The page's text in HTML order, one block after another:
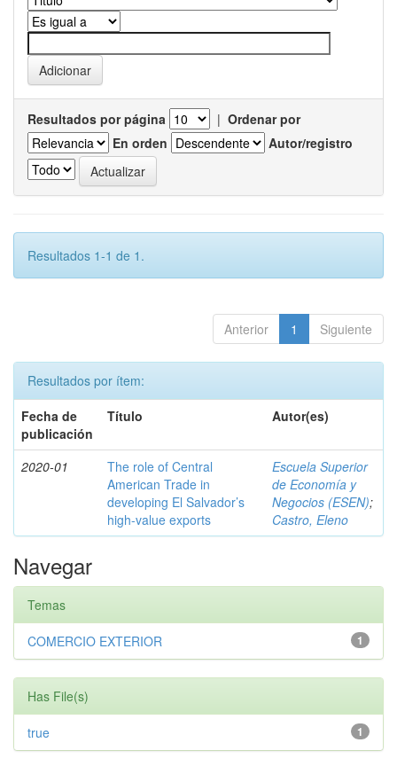
Resultados por página | Ordenar por
En orden
Autor/registro
Resultados 1-1 de 1.
Anterior 1 Siguiente
Resultados por ítem:
Fecha de
publicación
Título Autor(es)
2020-01
The role of Central
American Trade in
developing El Salvador’s
high-value exports
Escuela Superior
de Economía y
Negocios (ESEN);
Castro, Eleno
Navegar
Temas
1
COMERCIO EXTERIOR
Has File(s)
1
true